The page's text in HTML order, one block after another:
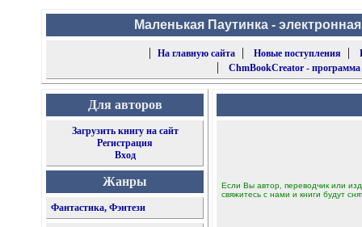
Маленькая Паутинка -
|
На главную сайта| Новые поступления |
| ChmBookCreator -
Для авторов
Загрузить книгу на сайт
Регистрация
Вход
Жанры
Фантастика, Фэнтези
Если Вы автор, переводчик или
свяжитесь с нами и книги будут